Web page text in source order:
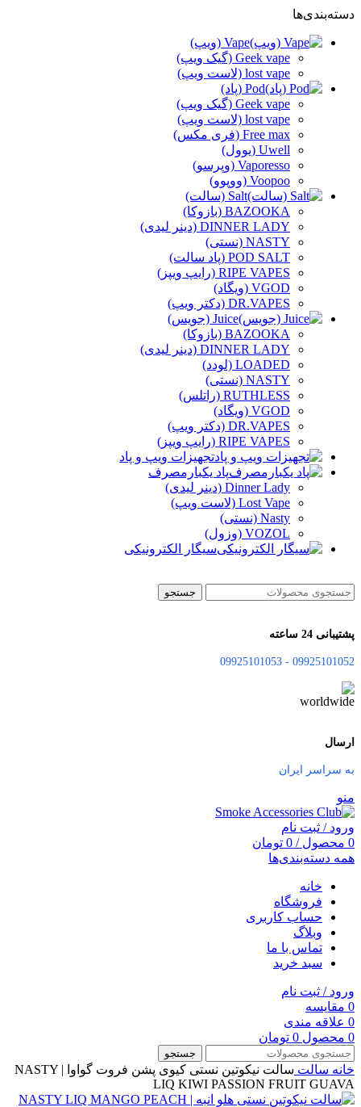
دسته‌بندی‌ها
Vape (ویپ)
Geek vape (گیک ویپ)
lost vape (لاست ویپ)
Pod (پاد)
Geek vape (گیک ویپ)
lost vape (لاست ویپ)
Free max (فری مکس)
Uwell (یوول)
Vaporesso (وپرسو)
Voopoo (ووپوو)
Salt (سالت)
BAZOOKA (بازوکا)
DINNER LADY (دینر لیدی)
NASTY (نستی)
POD SALT (پاد سالت)
RIPE VAPES (رایپ ویپز)
VGOD (ویگاد)
DR.VAPES (دکتر ویپ)
Juice (جویس)
BAZOOKA (بازوکا)
DINNER LADY (دینر لیدی)
LOADED (لودد)
NASTY (نستی)
RUTHLESS (راتلس)
VGOD (ویگاد)
DR.VAPES (دکتر ویپ)
RIPE VAPES (رایپ ویپز)
تجهیزات ویپ و پاد
پاد یکبارمصرف
Dinner Lady (دینر لیدی)
Lost Vape (لاست ویپ)
Nasty (نستی)
VOZOL (وزول)
سیگار الکترونیکی
جستجو
پشتیبانی 24 ساعته
09925101052 - 09925101053
ارسال
به سراسر ایران
منو
ورود / ثبت نام
0 محصول /
0 تومان
همه دسته‌بندی‌ها
خانه
فروشگاه
حساب کاربری
وبلاگ
تماس با ما
سبد خرید
ورود / ثبت نام
0 مقایسه
0 علاقه مندی
0 محصول 0 تومان
جستجو
خانه سالت
سالت نیکوتین نستی کیوی پشن فروت گواوا | NASTY
LIQ KIWI PASSION FRUIT GUAVA